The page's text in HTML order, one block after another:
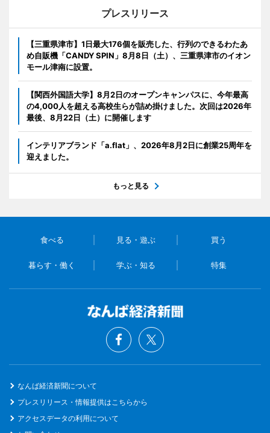
プレスリリース
【三重県津市】1日最大176個を販売した、行列のできるわたあ
め自販機「CANDY SPIN」8月8日（土）、三重県津市のイオン
モール津南に設置。
【関西外国語大学】8月2日のオープンキャンパスに、今年最高
の4,000人を超える高校生らが詰め掛けました。次回は2026年
最後、8月22日（土）に開催します
インテリアブランド「a.flat」、2026年8月2日に創業25周年を
迎えました。
もっと見る
食べる 見る・遊ぶ 買う
暮らす・働く 学ぶ・知る 特集
なんば経済新聞について
プレスリリース・情報提供はこちらから
アクセスデータの利用について